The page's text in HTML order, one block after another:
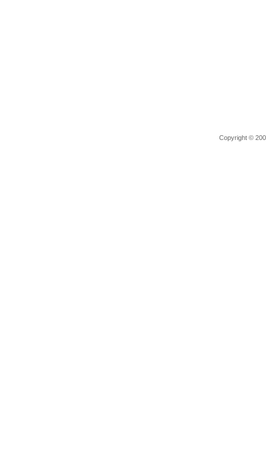
Copyright ©